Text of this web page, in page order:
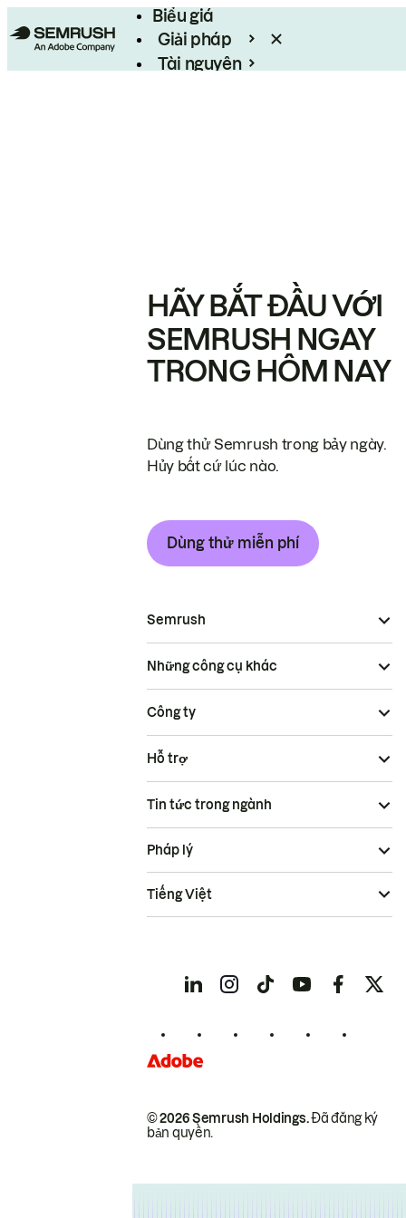
Biểu giá
Giải pháp
Tài nguyên
HÃY BẮT ĐẦU VỚI
SEMRUSH NGAY
TRONG HÔM NAY
Dùng thử Semrush trong bảy ngày.
Hủy bất cứ lúc nào.
Dùng thử miễn phí
Semrush
Những công cụ khác
Công ty
Hỗ trợ
Tin tức trong ngành
© 2026 Semrush Holdings.Đã đăng ký
bản quyền.
Pháp lý
Tiếng Việt